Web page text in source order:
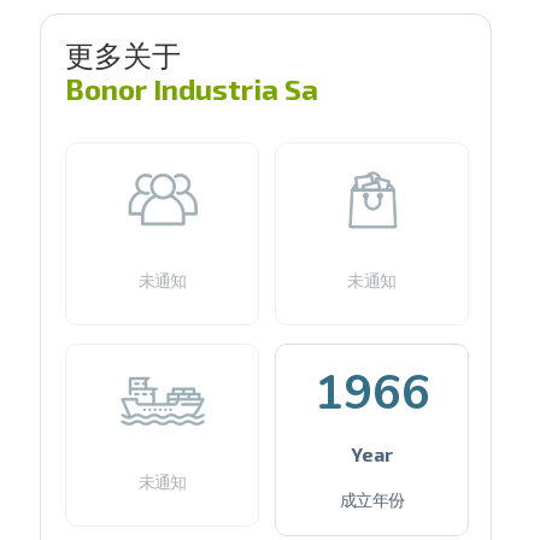
更多关于
Bonor Industria Sa
未通知 未通知
未通知
1966
Year
成立年份